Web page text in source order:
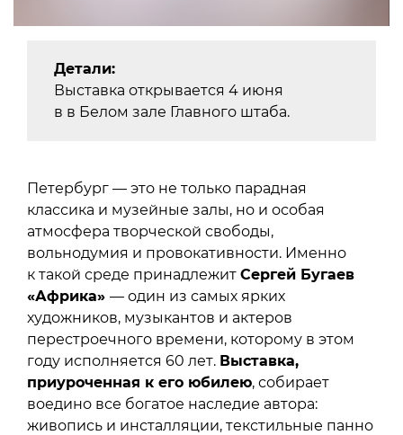
Детали:
Выставка открывается 4 июня
в в Белом зале Главного штаба.
Петербург — это не только парадная
классика и музейные залы, но и особая
атмосфера творческой свободы,
вольнодумия и провокативности. Именно
к такой среде принадлежит Сергей Бугаев
«Африка» — один из самых ярких
художников, музыкантов и актеров
перестроечного времени, которому в этом
году исполняется 60 лет. Выставка,
приуроченная к его юбилею, собирает
воедино все богатое наследие автора:
живопись и инсталляции, текстильные панно